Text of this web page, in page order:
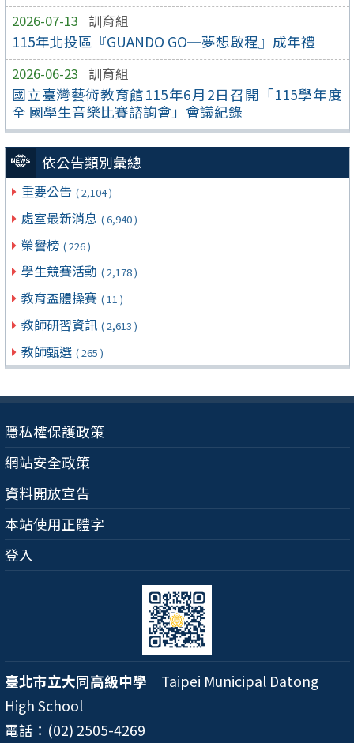
2026-07-13 訓育組
115年北投區『GUANDO GO─夢想啟程』成年禮
2026-06-23 訓育組
國立臺灣藝術教育館115年6月2日召開「115學年度
全 國學生音樂比賽諮詢會」會議紀錄
依公告類別彙總
重要公告 ( 2,104 )
處室最新消息 ( 6,940 )
榮譽榜 ( 226 )
學生競賽活動 ( 2,178 )
教育盃體操賽 ( 11 )
教師研習資訊 ( 2,613 )
教師甄選 ( 265 )
隱私權保護政策
網站安全政策
資料開放宣告
本站使用正體字
登入
臺北市立大同高級中學 Taipei Municipal Datong
High School
電話：(02) 2505-4269